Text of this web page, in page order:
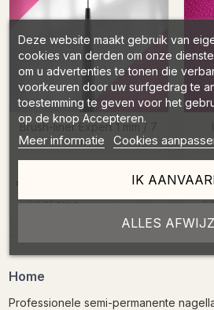
Brush-liner Expert 1 mm / 7
mm
€ 6,05 TVAC DÉTAILS→
€
€
Home
Professionele semi-permanente
Deze website maakt gebruik van
cookies van derden om onze
om u advertenties te tonen die
voorkeuren door uw surfgedrag te
toestemming te geven voor het
op de knop Accepteren.
Meer informatie Cookies
ALLES
IK